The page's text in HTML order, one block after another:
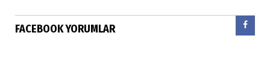
FACEBOOK YORUMLAR